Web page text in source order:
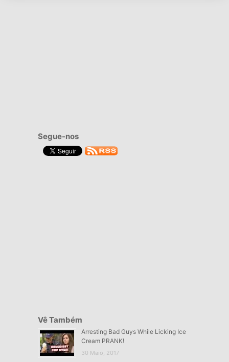
Segue-nos
Vê Também
Arresting Bad Guys While Licking Ice
Cream PRANK!
30 Maio, 2017